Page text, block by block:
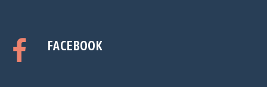
FACEBOOK